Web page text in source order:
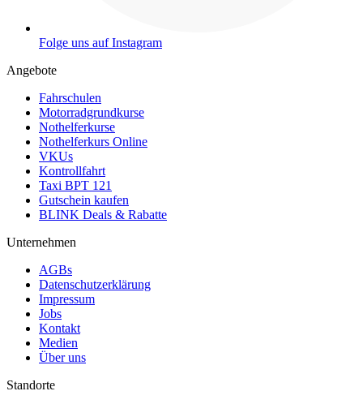
Folge uns auf Instagram
Angebote
Fahrschulen
Motorradgrundkurse
Nothelferkurse
Nothelferkurs Online
VKUs
Kontrollfahrt
Taxi BPT 121
Gutschein kaufen
BLINK Deals & Rabatte
Unternehmen
AGBs
Datenschutzerklärung
Impressum
Jobs
Kontakt
Medien
Über uns
Standorte